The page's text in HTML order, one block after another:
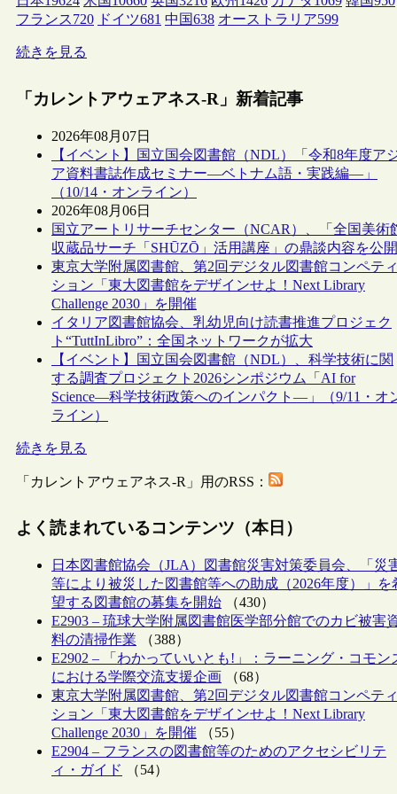
フランス720 ドイツ681 中国638 オーストラリア599
続きを見る
「カレントアウェアネス-R」新着記事
2026年08月07日
【イベント】国立国会図書館（NDL）「令和8年度ア
ア資料書誌作成セミナー―ベトナム語・実践編―」
（10/14・オンライン）
2026年08月06日
国立アートリサーチセンター（NCAR）、「全国美術
収蔵品サーチ「SHŪZŌ」活用講座」の鼎談内容を公開
東京大学附属図書館、第2回デジタル図書館コンペティ
ション「東大図書館をデザインせよ！Next Library
Challenge 2030」を開催
イタリア図書館協会、乳幼児向け読書推進プロジェク
ト“TuttInLibro”：全国ネットワークが拡大
【イベント】国立国会図書館（NDL）、科学技術に関
する調査プロジェクト2026シンポジウム「AI for
Science―科学技術政策へのインパクト―」（9/11・オ
ライン）
続きを見る
「カレントアウェアネス-R」用のRSS：
よく読まれているコンテンツ（本日）
日本図書館協会（JLA）図書館災害対策委員会、「災
等により被災した図書館等への助成（2026年度）」を
望する図書館の募集を開始 （430）
E2903 – 琉球大学附属図書館医学部分館でのカビ被害
料の清掃作業 （388）
E2902 – 「わかっていいとも!」：ラーニング・コモン
における学際交流支援企画 （68）
東京大学附属図書館、第2回デジタル図書館コンペティ
ション「東大図書館をデザインせよ！Next Library
Challenge 2030」を開催 （55）
E2904 – フランスの図書館等のためのアクセシビリテ
ィ・ガイド
（54）